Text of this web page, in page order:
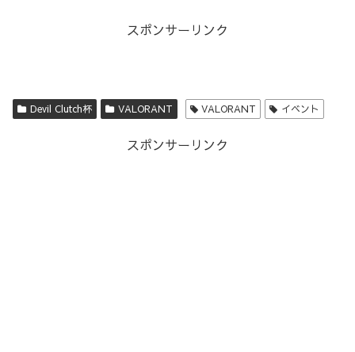
スポンサーリンク
Devil Clutch杯 VALORANT VALORANT イベント
スポンサーリンク